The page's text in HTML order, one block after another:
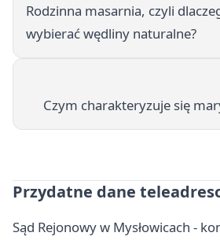
Rodzinna masarnia, czyli
wybierać wędliny naturalne?
Czym charakteryzuje się
Przydatne dane
Sąd Rejonowy w Mysłowicach -